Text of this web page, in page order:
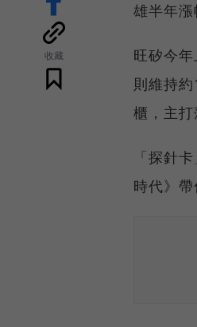
收藏
雄半年
旺矽今
則維持
櫃，主打
「探針
時代》帶